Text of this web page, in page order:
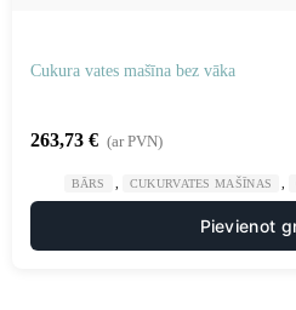
Cukura vates mašīna bez vāka
263,73 € (ar PVN)
BĀRS CUKURVATES MAŠĪNAS
Pievienot